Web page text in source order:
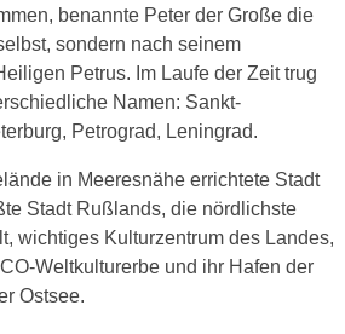
benannte Peter der Große die
sondern nach seinem
Petrus. Im Laufe der Zeit trug
Namen: Sankt-
Petrograd, Leningrad.
in Meeresnähe errichtete Stadt
Stadt Rußlands, die nördlichste
wichtiges Kulturzentrum des Landes,
Weltkulturerbe und ihr Hafen der
Ostsee.